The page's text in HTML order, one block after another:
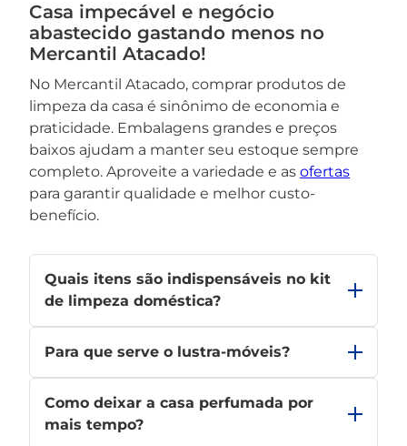
Casa impecável e negócio
abastecido gastando menos no
Mercantil Atacado!
No Mercantil Atacado, comprar produtos de
limpeza da casa é sinônimo de economia e
praticidade. Embalagens grandes e preços
baixos ajudam a manter seu estoque sempre
completo. Aproveite a variedade e as ofertas
para garantir qualidade e melhor custo-
benefício.
Quais itens são indispensáveis no kit
de limpeza doméstica?
vassoura, rodo, pá, aromatizador e inseticida.
Com esses produtos, você cobre todas as
necessidades básicas da limpeza diária e mantém
o ambiente sempre limpo.
Para que serve o lustra-móveis?
superfícies de madeira, prolongando sua
durabilidade. Além disso, cria uma camada que
Como deixar a casa perfumada por
mais tempo?